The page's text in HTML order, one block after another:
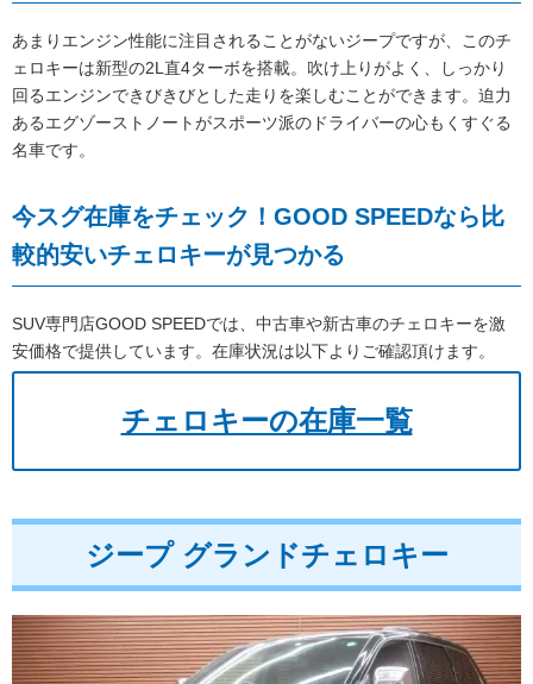
あまりエンジン性能に注目されることがないジープですが、このチ
ェロキーは新型の2L直4ターボを搭載。吹け上りがよく、しっかり
回るエンジンできびきびとした走りを楽しむことができます。迫力
あるエグゾーストノートがスポーツ派のドライバーの心もくすぐる
名車です。
今スグ在庫をチェック！GOOD SPEEDなら比
較的安いチェロキーが見つかる
SUV専門店GOOD SPEEDでは、中古車や新古車のチェロキーを激
安価格で提供しています。在庫状況は以下よりご確認頂けます。
チェロキーの在庫一覧
ジープ グランドチェロキー